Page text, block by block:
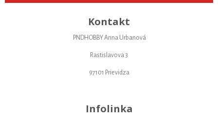
Kontakt
PNDHOBBY Anna Urbanová
Rastislavova 3
97101 Prievidza
Infolinka